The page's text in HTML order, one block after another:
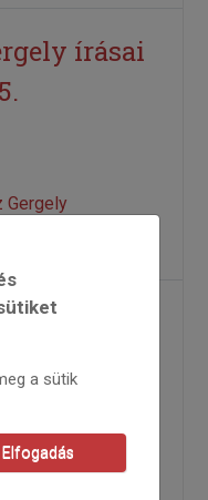
írásai
Gergely
írásai
Gergely
a sütik
Elfogadás